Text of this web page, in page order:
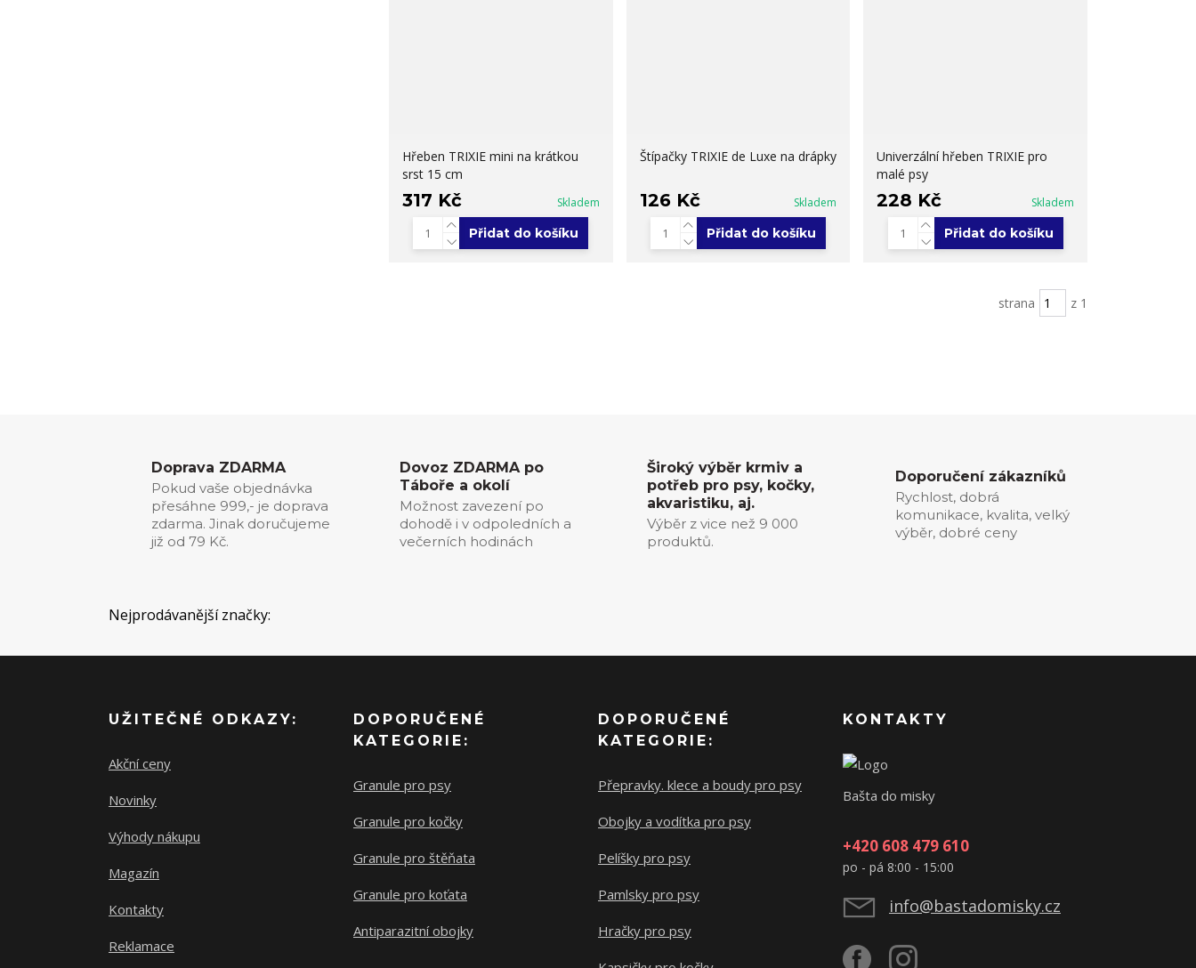
Hřeben TRIXIE mini na krátkou
srst 15 cm
317 Kč Skladem
Přidat do košíku
Štípačky TRIXIE de Luxe na drápky
126 Kč Skladem
Přidat do košíku
Univerzální hřeben TRIXIE pro
malé psy
228 Kč Skladem
Přidat do košíku
strana z 1
Doprava ZDARMA
Pokud vaše objednávka
přesáhne 999,- je doprava
zdarma. Jinak doručujeme
již od 79 Kč.
Dovoz ZDARMA po
Táboře a okolí
Možnost zavezení po
dohodě i v odpoledních a
večerních hodinách
Široký výběr krmiv a
potřeb pro psy, kočky,
akvaristiku, aj.
Výběr z vice než 9 000
produktů.
Doporučení zákazníků
Rychlost, dobrá
komunikace, kvalita, velký
výběr, dobré ceny
Nejprodávanější značky:
UŽITEČNÉ ODKAZY:
Akční ceny
Novinky
Výhody nákupu
Magazín
Kontakty
Reklamace
DOPORUČENÉ
KATEGORIE:
Granule pro psy
Granule pro kočky
Granule pro štěňata
Granule pro koťata
Antiparazitní obojky
DOPORUČENÉ
KATEGORIE:
Přepravky. klece a boudy pro psy
Obojky a vodítka pro psy
Pelíšky pro psy
Pamlsky pro psy
Hračky pro psy
KONTAKTY
Bašta do misky
+420 608 479 610
po - pá 8:00 - 15:00
info@bastadomisky.cz